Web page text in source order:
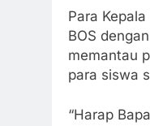
Para
BOS
memantau
para siswa
“Harap